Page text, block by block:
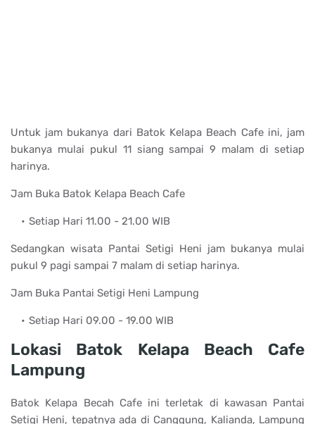
Untuk jam bukanya dari Batok Kelapa Beach Cafe ini, jam
bukanya mulai pukul 11 siang sampai 9 malam di setiap
harinya.
Jam Buka Batok Kelapa Beach Cafe
Setiap Hari 11.00 - 21.00 WIB
Sedangkan wisata Pantai Setigi Heni jam bukanya mulai
pukul 9 pagi sampai 7 malam di setiap harinya.
Jam Buka Pantai Setigi Heni Lampung
Setiap Hari 09.00 - 19.00 WIB
Lokasi Batok Kelapa Beach Cafe
Lampung
Batok Kelapa Becah Cafe ini terletak di kawasan Pantai
Setigi Heni, tepatnya ada di Canggung, Kalianda, Lampung